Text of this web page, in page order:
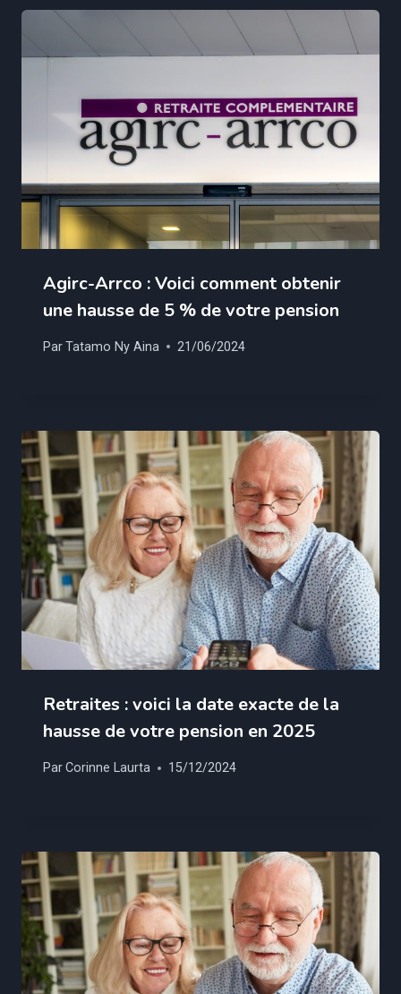
Agirc-Arrco : Voici comment obtenir
une hausse de 5 % de votre pension
ParTatamo Ny Aina 21/06/2024
Retraites : voici la date exacte de la
hausse de votre pension en 2025
ParCorinne Laurta 15/12/2024